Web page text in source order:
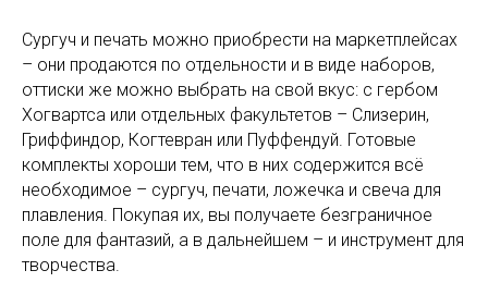
Сургуч и печать можно приобрести на маркетплейсах
– они продаются по отдельности и в виде наборов,
оттиски же можно выбрать на свой вкус: с гербом
Хогвартса или отдельных факультетов – Слизерин,
Гриффиндор, Когтевран или Пуффендуй. Готовые
комплекты хороши тем, что в них содержится всё
необходимое – сургуч, печати, ложечка и свеча для
плавления. Покупая их, вы получаете безграничное
поле для фантазий, а в дальнейшем – и инструмент для
творчества.